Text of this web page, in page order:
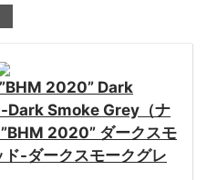
2020” Dark
Smoke Grey（ナ
2020” ダークスモ
-ダークスモークグレ